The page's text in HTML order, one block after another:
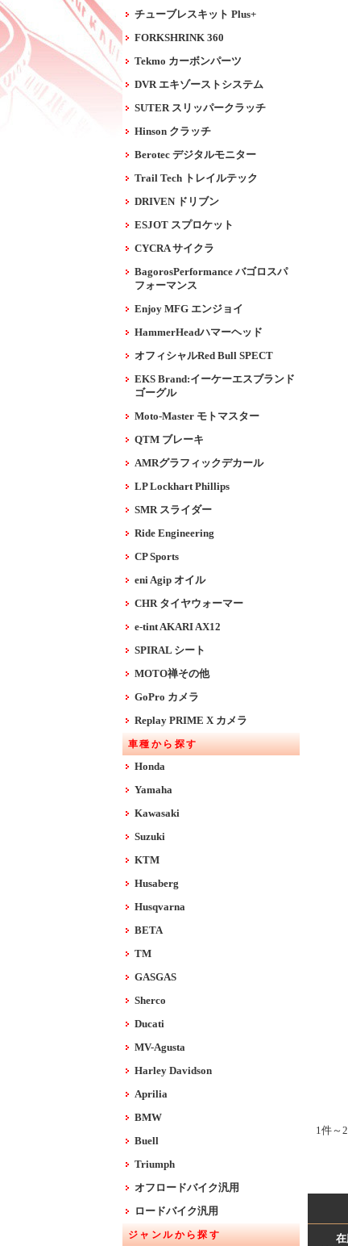
チューブレスキット Plus+
FORKSHRINK 360
Tekmo カーボンパーツ
DVR エキゾーストシステム
SUTER スリッパークラッチ
Hinson クラッチ
Berotec デジタルモニター
Trail Tech トレイルテック
DRIVEN ドリブン
ESJOT スプロケット
CYCRA サイクラ
BagorosPerformance バゴロスパ
フォーマンス
Enjoy MFG エンジョイ
HammerHeadハマーヘッド
オフィシャルRed Bull SPECT
EKS Brand:イーケーエスブランド
ゴーグル
Moto-Master モトマスター
QTM ブレーキ
AMRグラフィックデカール
LP Lockhart Phillips
SMR スライダー
Ride Engineering
CP Sports
eni Agip オイル
CHR タイヤウォーマー
e-tint AKARI AX12
SPIRAL シート
MOTO禅その他
GoPro カメラ
Replay PRIME X カメラ
車種から探す
Honda
Yamaha
Kawasaki
Suzuki
KTM
Husaberg
Husqvarna
BETA
TM
GASGAS
Sherco
Ducati
MV-Agusta
Harley Davidson
Aprilia
BMW
Buell
Triumph
オフロードバイク汎用
ロードバイク汎用
ジャンルから探す
1件～
在